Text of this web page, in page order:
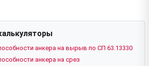
анкера на вырыв по СП 63.13330
анкера на срез